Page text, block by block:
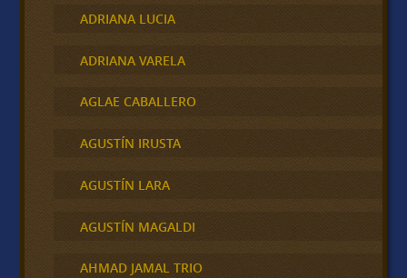
ADRIANA LUCIA
ADRIANA VARELA
AGLAE CABALLERO
AGUSTÍN IRUSTA
AGUSTÍN LARA
AGUSTÍN MAGALDI
AHMAD JAMAL TRIO